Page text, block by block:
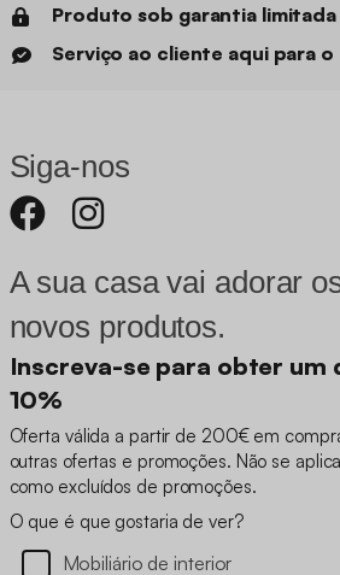
Produto sob garantia
Serviço ao cliente aqui para o
Siga-nos
A sua casa vai adorar
novos produtos.
Inscreva-se para obter um
10%
Oferta válida a partir de 200€ em
outras ofertas e promoções. Não se
como excluídos de promoções.
O que é que gostaria de ver?
Mobiliário de interior